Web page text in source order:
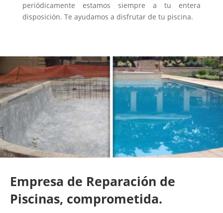
periódicamente estamos siempre a tu entera
disposición. Te ayudamos a disfrutar de tu piscina.
Empresa de Reparación de
Piscinas, comprometida.